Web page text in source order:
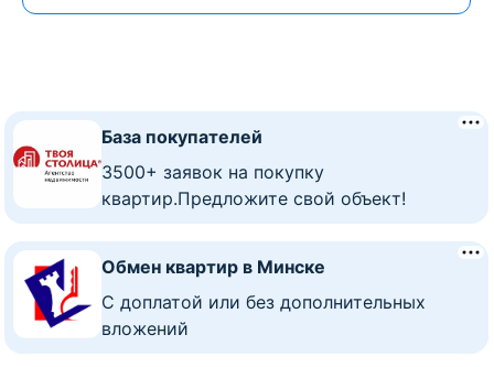
База покупателей
3500+ заявок на покупку
квартир.Предложите свой объект!
Обмен квартир в Минске
C доплатой или без дополнительных
вложений